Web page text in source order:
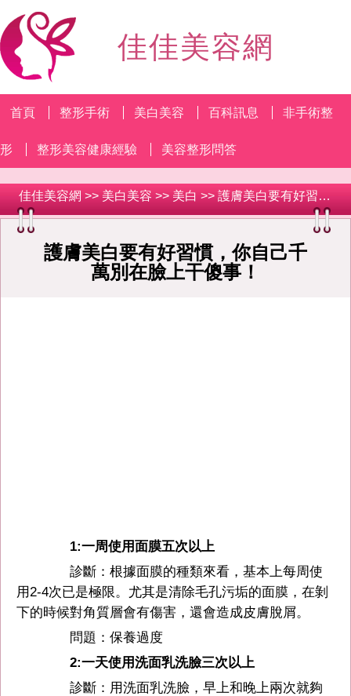
佳佳美容網
首頁 整形手術 美白美容 百科訊息 非手術整
形 整形美容健康經驗 美容整形問答
佳佳美容網 >> 美白美容 >> 美白 >> 護膚美白要有好習慣，你自己千萬別在臉上干傻事！
護膚美白要有好習慣，你自己千
萬別在臉上干傻事！
1:一周使用面膜五次以上
診斷：根據面膜的種類來看，基本上每周使
用2-4次已是極限。尤其是清除毛孔污垢的面膜，在剝
下的時候對角質層會有傷害，還會造成皮膚脫屑。
問題：保養過度
2:一天使用洗面乳洗臉三次以上
診斷：用洗面乳洗臉，早上和晚上兩次就夠